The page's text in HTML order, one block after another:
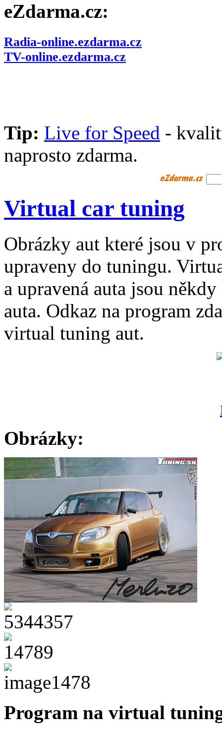
eZdarma.cz:
Radia-online.ezdarma.cz
TV-online.ezdarma.cz
Tip: Live for Speed -
naprosto zdarma.
Virtual car tuning
Obrázky aut které jsou v
upraveny do tuningu.
a upravená auta jsou
auta. Odkaz na program
virtual tuning aut.
Obrázky:
Program na virtual